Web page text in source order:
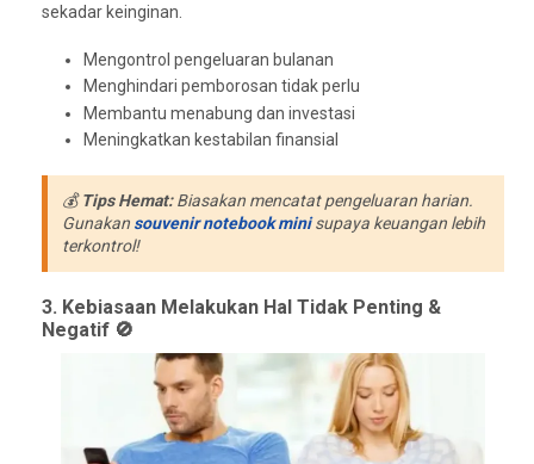
sekadar keinginan.
Mengontrol pengeluaran bulanan
Menghindari pemborosan tidak perlu
Membantu menabung dan investasi
Meningkatkan kestabilan finansial
💰Tips Hemat:Biasakan mencatat pengeluaran harian.
Gunakan souvenir notebook minisupaya keuangan lebih
terkontrol!
3. Kebiasaan Melakukan Hal Tidak Penting &
Negatif 🚫